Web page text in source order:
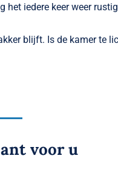
het iedere keer weer
blijft. Is de kamer te
voor u